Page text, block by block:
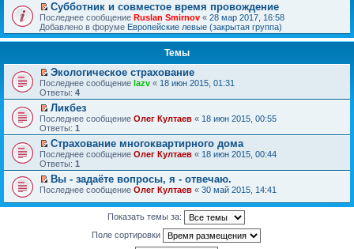
П
е
р
е
т
и
к
п
е
р
в
о
м
у
н
е
п
р
о
ч
Субботник и совместое время провождение
Последнее сообщение Ruslan Smirnov « 28 мар 2017, 16:58
Добавлено в форуме Европейские левые (закрытая группа)
Темы
П
е
р
е
й
т
и
к
п
е
р
в
о
м
Экологическое страхование
Последнее сообщение lazv « 18 июн 2015, 01:31
Ответы: 4
П
е
р
е
й
т
и
к
п
е
Ликбез
Последнее сообщение Олег Култаев « 18 июн 2015, 00:55
Ответы: 1
П
е
р
е
й
и
Страхование многоквартирного дома
Последнее сообщение Олег Култаев « 18 июн 2015, 00:44
Ответы: 1
П
р
Вы - задаёте вопросы, я - отвечаю.
Последнее сообщение Олег Култаев « 30 май 2015, 14:41
Показать темы за:
Поле сортировки